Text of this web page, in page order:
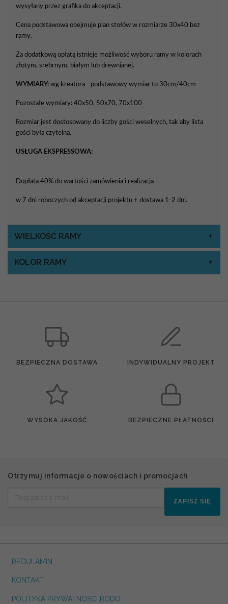
wysyłany przez grafika do akceptacji.
Cena podstawowa obejmuje plan stołów w rozmiarze 30x40 bez
ramy.
Za dodatkową opłatą istnieje możliwość wyboru ramy w kolorach
złotym, srebrnym, białym lub drewnianej.
WYMIARY: wg kreatora - podstawowy wymiar to 30cm/40cm
Pozostałe wymiary: 40x50, 50x70, 70x100
Rozmiar jest dostosowany do liczby gości weselnych, tak aby lista
gości była czytelna.
USŁUGA EKSPRESSOWA:
Dopłata 40% do wartości zamówienia i realizacja
w 7 dni roboczych od akceptacji projektu + dostawa 1-2 dni.
WIELKOŚĆ RAMY
KOLOR RAMY
BEZPIECZNA DOSTAWA INDYWIDUALNY PROJEKT
WYSOKA JAKOŚĆ BEZPIECZNE PŁATNOŚCI
Otrzymuj informacje o nowościach i promocjach
ZAPISZ SIĘ
REGULAMIN
KONTAKT
POLITYKA PRYWATNOSCI RODO